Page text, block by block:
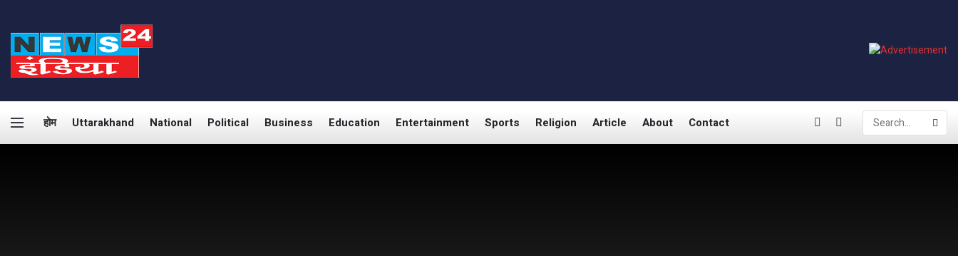
होम Uttarakhand National Political Business Education Entertainment Sports Religion Article About Contact